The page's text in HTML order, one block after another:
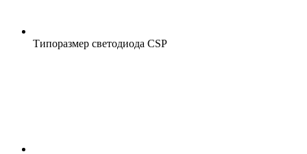
Типоразмер светодиода CSP